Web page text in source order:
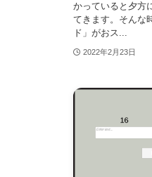
かっていると夕方
てきます。そんな
ド」がおス...
2022年2月23日